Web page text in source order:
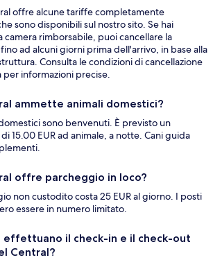
offre alcune tariffe completamente
sono disponibili sul nostro sito. Se hai
camera rimborsabile, puoi cancellare la
ad alcuni giorni prima dell'arrivo, in base alla
Consulta le condizioni di cancellazione
informazioni precise.
ammette animali domestici?
sono benvenuti. È previsto un
15.00 EUR ad animale, a notte. Cani guida
offre parcheggio in loco?
non custodito costa 25 EUR al giorno. I posti
essere in numero limitato.
effettuano il check-in e il check-out
Central?